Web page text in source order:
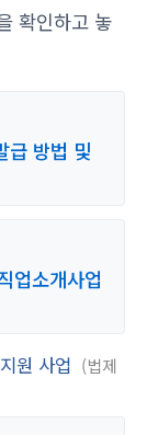
확인하고 놓
급 방법 및
업소개사업
원 사업
법제